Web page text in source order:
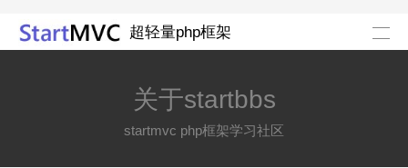
超轻量php框架
关于startbbs
startmvc php框架学习社区